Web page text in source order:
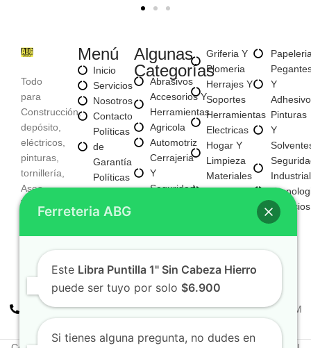
Todo
para
Construcción,
depósito,
eléctricos,
pinturas,
tornillería,
Aseo,
Tecnología,
entre
otros
Menú
Inicio
Servicios
Nosotros
Contacto
Políticas
de
Garantía
Políticas
Privacidad
Algunas
Categorías
Abrasivos
Accesorios Y
Herramientas
Agricola
Automotriz
Cerrajeria
Y
Seguridad
Iluminacion
Fijaciones
Y
Tornilleria
Griferia Y
Plomeria
Herrajes Y
Soportes
Herramientas
Electricas
Hogar Y
Limpieza
Materiales
Para
Construccion
Mayorista
De Negocio
Nuevo
Y
Pinturas
Y
Industrial
Servicios
+57 310 2938411
FERREPINTURASABG123@GMAIL.COM
Ferreteria ABG
Este Libra Puntilla 1" Sin Cabeza Hierro
puede ser tuyo por solo $6.900
Si tienes alguna pregunta, no dudes en